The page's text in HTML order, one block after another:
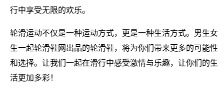
行中享受无限的欢乐。
轮滑运动不仅是一种运动方式，更是一种生活方式。男生女
生一起轮滑鞋网出品的轮滑鞋，将为你们带来更多的可能性
和选择。让我们一起在滑行中感受激情与乐趣，让你们的生
活更加多彩！